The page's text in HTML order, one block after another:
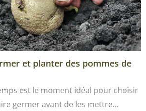
et planter des pommes de
est le moment idéal pour choisir
germer avant de les mettre…